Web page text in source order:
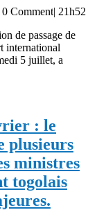
0 Comment| 21h52
international
5 juillet, a
: le
plusieurs
ministres
togolais